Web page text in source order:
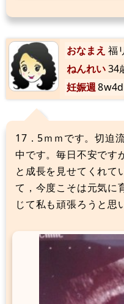
おなまえ 福
ねんれい34
妊娠週8w4d
17．5ｍｍです。切迫
中です。毎日不安です
と成長を見せてくれて
て，今度こそは元気に
じて私も頑張ろうと思